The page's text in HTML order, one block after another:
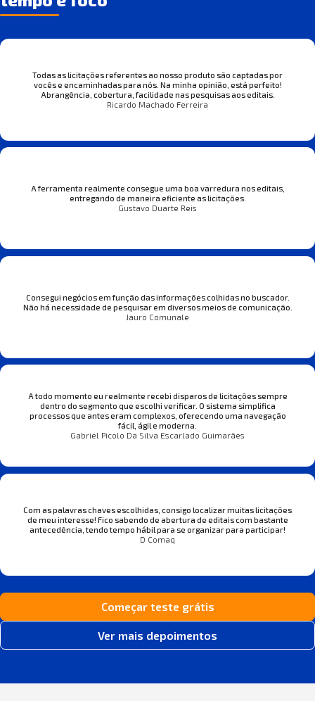
Todas as licitações referentes ao nosso produto são captadas por
vocês e encaminhadas para nós. Na minha opinião, está perfeito!
Abrangência, cobertura, facilidade nas pesquisas aos editais.
Ricardo Machado Ferreira
A ferramenta realmente consegue uma boa varredura nos editais,
entregando de maneira eficiente as licitações.
Gustavo Duarte Reis
Consegui negócios em função das informações colhidas no buscador.
Não há necessidade de pesquisar em diversos meios de comunicação.
Jauro Comunale
A todo momento eu realmente recebi disparos de licitações sempre
dentro do segmento que escolhi verificar. O sistema simplifica
processos que antes eram complexos, oferecendo uma navegação
fácil, ágil e moderna.
Gabriel Picolo Da Silva Escarlado Guimarães
Com as palavras chaves escolhidas, consigo localizar muitas licitações
de meu interesse! Fico sabendo de abertura de editais com bastante
antecedência, tendo tempo hábil para se organizar para participar!
D Comaq
Começar teste grátis
Ver mais depoimentos